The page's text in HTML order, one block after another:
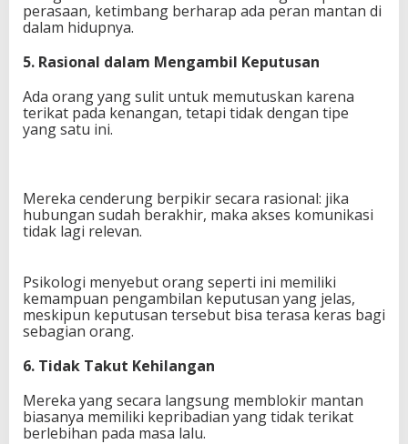
perasaan, ketimbang berharap ada peran mantan di
dalam hidupnya.
5. Rasional dalam Mengambil Keputusan
Ada orang yang sulit untuk memutuskan karena
terikat pada kenangan, tetapi tidak dengan tipe
yang satu ini.
Mereka cenderung berpikir secara rasional: jika
hubungan sudah berakhir, maka akses komunikasi
tidak lagi relevan.
Psikologi menyebut orang seperti ini memiliki
kemampuan pengambilan keputusan yang jelas,
meskipun keputusan tersebut bisa terasa keras bagi
sebagian orang.
6. Tidak Takut Kehilangan
Mereka yang secara langsung memblokir mantan
biasanya memiliki kepribadian yang tidak terikat
berlebihan pada masa lalu.